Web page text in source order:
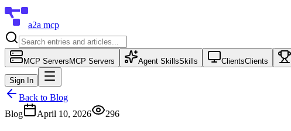
a2a mcp
MCP Servers MCP Servers Agent SkillsSkills ClientsClients
Sign In
Back to Blog
Blog
April 10, 2026 296